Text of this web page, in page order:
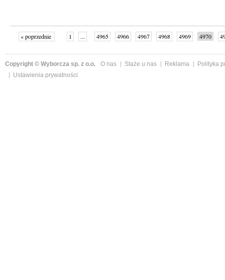
« poprzednie 1 ... 4965 4966 4967 4968 4969 4970
Copyright © Wyborcza sp. z o.o. O nas Staże u nas Reklama
Polityka
Ustawienia prywatności